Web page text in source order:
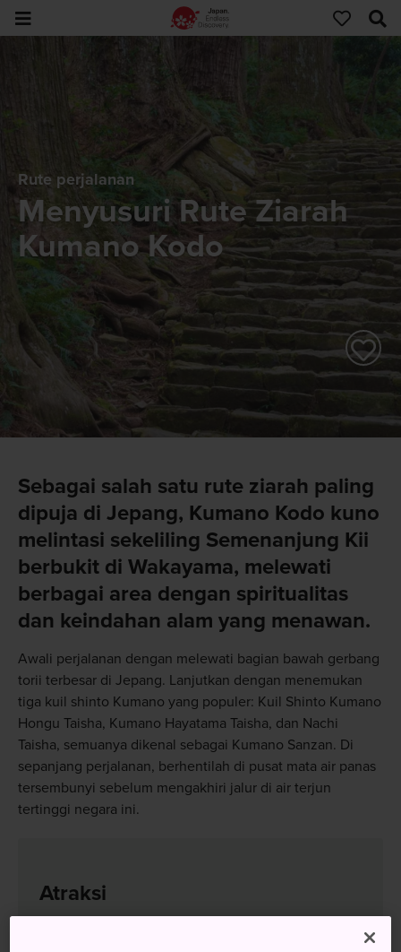
Rute perjalanan
Menyusuri Rute Ziarah
Kumano Kodo
Sebagai salah satu rute ziarah paling
dipuja di Jepang, Kumano Kodo kuno
melintasi sekeliling Semenanjung Kii
berbukit di Wakayama, melewati
berbagai area dengan spiritualitas
dan keindahan alam yang menawan.
Awali perjalanan dengan melewati bagian bawah gerbang
torii terbesar di Jepang. Lanjutkan dengan menemukan
tiga kuil shinto Kumano yang populer: Kuil Shinto Kumano
Hongu Taisha, Kumano Hayatama Taisha, dan Nachi
Taisha, semuanya dikenal sebagai Kumano Sanzan. Di
sepanjang perjalanan, berhentilah di pusat mata air panas
tersembunyi sebelum mengakhiri jalur di air terjun
tertinggi negara ini.
Atraksi